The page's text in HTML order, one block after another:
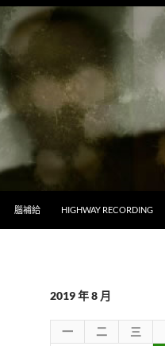
腦補給 HIGHWAY RECORDING
2019 年 8 月
一 二 三